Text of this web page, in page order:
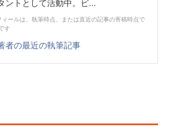
ントとして活動中。ビ...
ールは、執筆時点、または直近の記事の寄稿時点で
す
者の最近の執筆記事